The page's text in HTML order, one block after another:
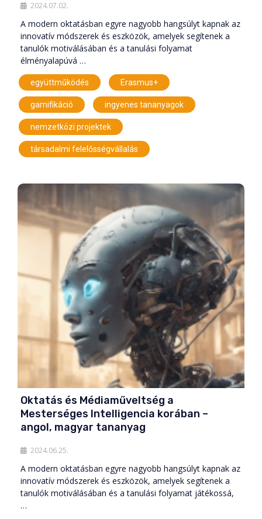
2024.07.02.
A modern oktatásban egyre nagyobb hangsúlyt kapnak az
innovatív módszerek és eszközök, amelyek segítenek a
tanulók motiválásában és a tanulási folyamat
élményalapúvá …
együttműködés Erasmus+
gamifikáció ingyenes tananyagok
nemzetközi projektek
társadalmi felelősségvállalás
Oktatás és Médiaműveltség a
Mesterséges Intelligencia korában –
angol, magyar tananyag
2024.06.25.
A modern oktatásban egyre nagyobb hangsúlyt kapnak az
innovatív módszerek és eszközök, amelyek segítenek a
tanulók motiválásában és a tanulási folyamat játékossá,
…